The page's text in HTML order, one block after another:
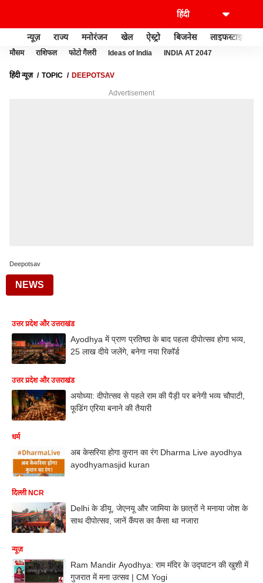
न्यूज़ राज्य मनोरंजन खेल ऐस्ट्रो बिजनेस लाइफस्टाइल
मौसम राशिफल फोटो गैलरी Ideas of India INDIA AT 2047
हिंदी न्यूज़ TOPIC DEEPOTSAV
Advertisement
Deepotsav
NEWS
उत्तर प्रदेश और उत्तराखंड
Ayodhya में प्राण प्रतिष्ठा के बाद पहला दीपोत्सव होगा भव्य,
25 लाख दीये जलेंगे, बनेगा नया रिकॉर्ड
उत्तर प्रदेश और उत्तराखंड
अयोध्या: दीपोत्सव से पहले राम की पैड़ी पर बनेगी भव्य चौपाटी,
फूडिंग एरिया बनाने की तैयारी
धर्म
अब केसरिया होगा कुरान का रंग Dharma Live ayodhya
ayodhyamasjid kuran
दिल्ली NCR
Delhi के डीयू, जेएनयू और जामिया के छात्रों ने मनाया जोश के
साथ दीपोत्सव, जानें कैंपस का कैसा था नजारा
न्यूज़
Ram Mandir Ayodhya: राम मंदिर के उद्घाटन की खुशी में
गुजरात में मना उत्सव | CM Yogi